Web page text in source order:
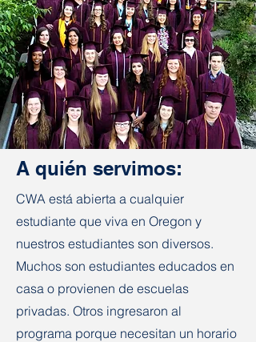
A quién servimos:
CWA está abierta a cualquier
estudiante que viva en Oregon y
nuestros estudiantes son diversos.
Muchos son estudiantes educados en
casa o provienen de escuelas
privadas. Otros ingresaron al
programa porque necesitan un horario